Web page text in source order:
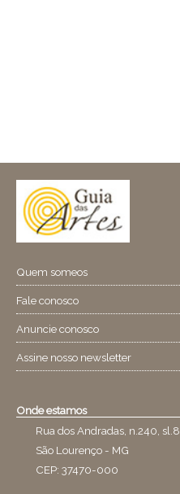
Quem someos
Fale conosco
Anuncie conosco
Assine nosso newsletter
Onde estamos
Rua dos Andradas, n.240, sl.8
São Lourenço - MG
CEP: 37470-000